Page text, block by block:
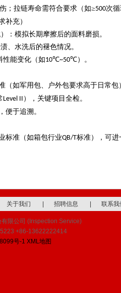
；拉链寿命需符合要求（如≥500次
补充）
：模拟长期摩擦后的面料磨损。
、水洗后的褪色情况。
性能变化（如10℃~50℃）。
（如军用包、户外包要求高于日常包
Level II ），关键项目全检。
便于追溯。
标准（如箱包行业QB/T标准），可进
关于我们 招聘信息 联系我
限公司 (Inspection Service)
+86-13622222414
号-1 XML地图